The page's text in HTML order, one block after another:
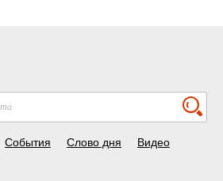
События Слово дня Видео